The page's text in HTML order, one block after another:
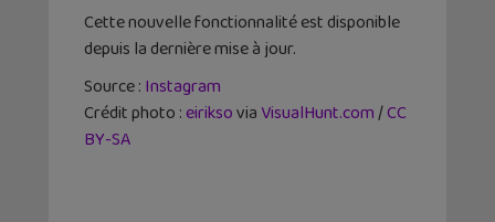
Cette nouvelle fonctionnalité est disponible
depuis la dernière mise à jour.
Source : Instagram
Crédit photo :eiriksovia VisualHunt.com/CC
BY-SA